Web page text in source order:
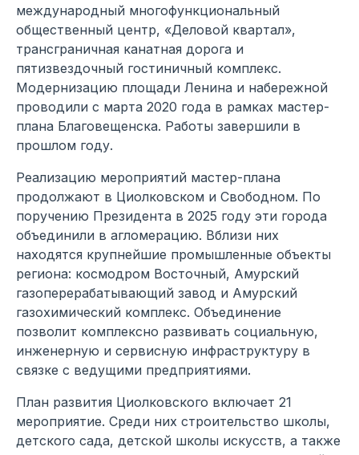
международный многофункциональный
общественный центр, «Деловой квартал»,
трансграничная канатная дорога и
пятизвездочный гостиничный комплекс.
Модернизацию площади Ленина и набережной
проводили с марта 2020 года в рамках мастер-
плана Благовещенска. Работы завершили в
прошлом году.
Реализацию мероприятий мастер-плана
продолжают в Циолковском и Свободном. По
поручению Президента в 2025 году эти города
объединили в агломерацию. Вблизи них
находятся крупнейшие промышленные объекты
региона: космодром Восточный, Амурский
газоперерабатывающий завод и Амурский
газохимический комплекс. Объединение
позволит комплексно развивать социальную,
инженерную и сервисную инфраструктуру в
связке с ведущими предприятиями.
План развития Циолковского включает 21
мероприятие. Среди них строительство школы,
детского сада, детской школы искусств, а также